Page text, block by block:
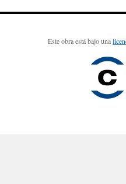
Este obra está bajo una